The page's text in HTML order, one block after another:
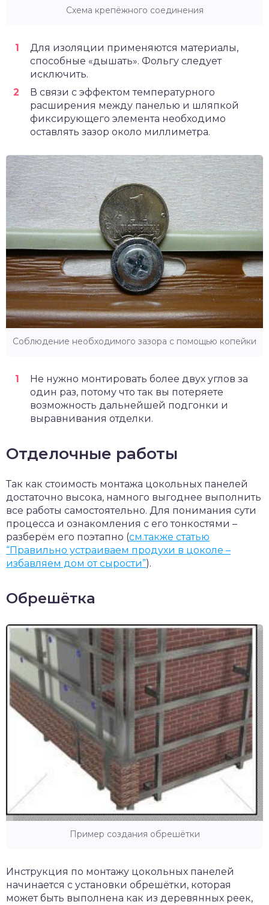
Схема крепёжного соединения
Для изоляции применяются материалы,
способные «дышать». Фольгу следует
исключить.
В связи с эффектом температурного
расширения между панелью и шляпкой
фиксирующего элемента необходимо
оставлять зазор около миллиметра.
Соблюдение необходимого зазора с помощью копейки
Не нужно монтировать более двух углов за
один раз, потому что так вы потеряете
возможность дальнейшей подгонки и
выравнивания отделки.
Отделочные работы
Так как стоимость монтажа цокольных панелей
достаточно высока, намного выгоднее выполнить
все работы самостоятельно. Для понимания сути
процесса и ознакомления с его тонкостями –
разберём его поэтапно (см.также статью
“Правильно устраиваем продухи в цоколе –
избавляем дом от сырости”).
Обрешётка
Пример создания обрешётки
Инструкция по монтажу цокольных панелей
начинается с установки обрешётки, которая
может быть выполнена как из деревянных реек,